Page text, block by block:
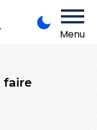
Menu
faire